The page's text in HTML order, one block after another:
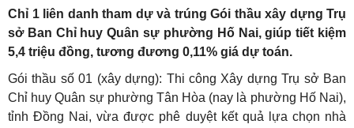
Chỉ 1 liên danh tham dự và trúng Gói thầu xây dựng Trụ
sở Ban Chỉ huy Quân sự phường Hố Nai, giúp tiết kiệm
5,4 triệu đồng, tương đương 0,11% giá dự toán.
Gói thầu số 01 (xây dựng): Thi công Xây dựng Trụ sở Ban
Chỉ huy Quân sự phường Tân Hòa (nay là phường Hố Nai),
tỉnh Đồng Nai, vừa được phê duyệt kết quả lựa chọn nhà